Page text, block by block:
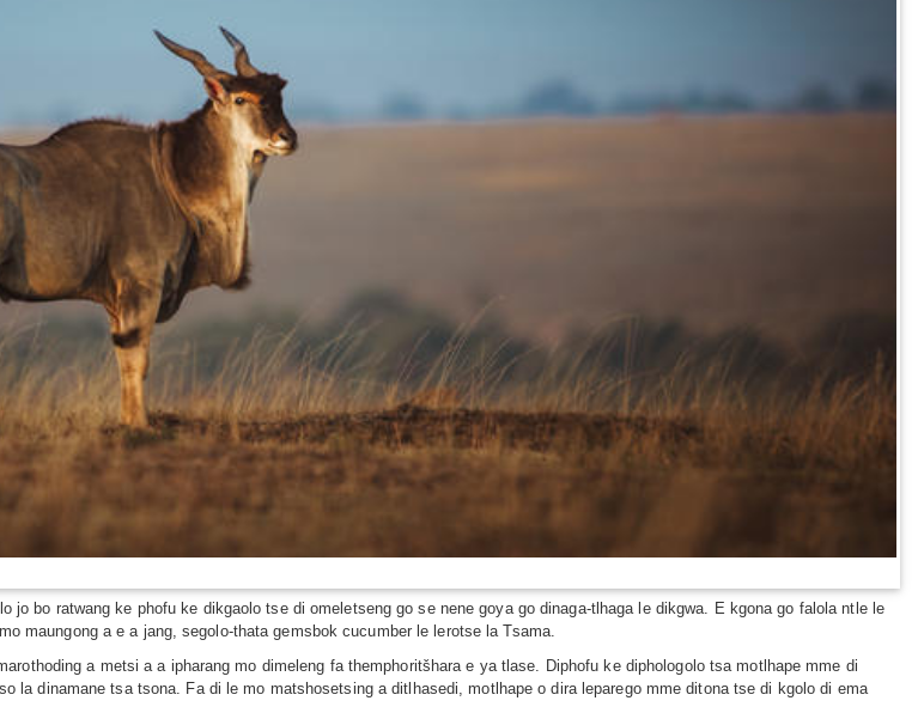
jo bo ratwang ke phofu ke dikgaolo tse di omeletseng go se nene goya go dinaga-tlhaga le dikgwa. E kgona go falola ntle le
maungong a e a jang, segolo-thata gemsbok cucumber le lerotse la Tsama.
a metsi a a ipharang mo dimeleng fa themphoritšhara e ya tlase. Diphofu ke diphologolo tsa motlhape mme di
la dinamane tsa tsona. Fa di le mo matshosetsing a ditlhasedi, motlhape o dira leparego mme ditona tse di kgolo di ema